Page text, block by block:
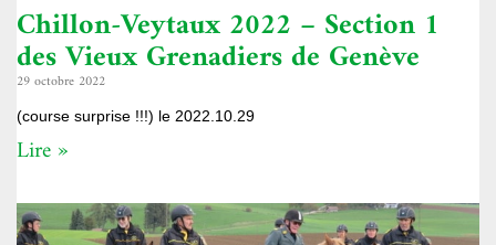
Chillon-Veytaux 2022 – Section 1
des Vieux Grenadiers de Genève
29 octobre 2022
(course surprise !!!) le 2022.10.29
Lire »